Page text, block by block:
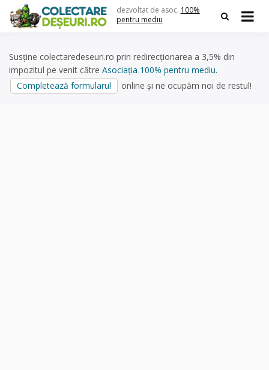
content
dezvoltat de asoc. 100%
pentru mediu
Susține colectaredeseuri.ro prin redirecționarea a 3,5% din
impozitul pe venit către Asociația 100% pentru mediu.
Completează formularul
online și ne ocupăm noi de restul!